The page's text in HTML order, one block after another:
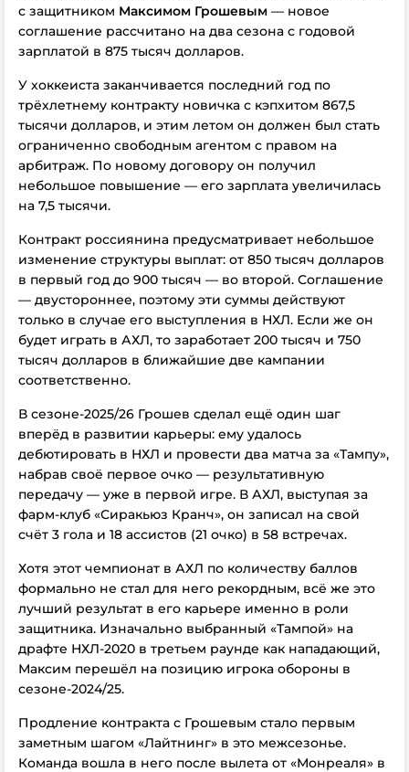
с защитником Максимом Грошевым — новое
соглашение рассчитано на два сезона с годовой
зарплатой в 875 тысяч долларов.
У хоккеиста заканчивается последний год по
трёхлетнему контракту новичка с кэпхитом 867,5
тысячи долларов, и этим летом он должен был стать
ограниченно свободным агентом с правом на
арбитраж. По новому договору он получил
небольшое повышение — его зарплата увеличилась
на 7,5 тысячи.
Контракт россиянина предусматривает небольшое
изменение структуры выплат: от 850 тысяч долларов
в первый год до 900 тысяч — во второй. Соглашение
— двустороннее, поэтому эти суммы действуют
только в случае его выступления в НХЛ. Если же он
будет играть в АХЛ, то заработает 200 тысяч и 750
тысяч долларов в ближайшие две кампании
соответственно.
В сезоне-2025/26 Грошев сделал ещё один шаг
вперёд в развитии карьеры: ему удалось
дебютировать в НХЛ и провести два матча за «Тампу»,
набрав своё первое очко — результативную
передачу — уже в первой игре. В АХЛ, выступая за
фарм-клуб «Сиракьюз Кранч», он записал на свой
счёт 3 гола и 18 ассистов (21 очко) в 58 встречах.
Хотя этот чемпионат в АХЛ по количеству баллов
формально не стал для него рекордным, всё же это
лучший результат в его карьере именно в роли
защитника. Изначально выбранный «Тампой» на
драфте НХЛ-2020 в третьем раунде как нападающий,
Максим перешёл на позицию игрока обороны в
сезоне-2024/25.
Продление контракта с Грошевым стало первым
заметным шагом «Лайтнинг» в это межсезонье.
Команда вошла в него после вылета от «Монреаля» в